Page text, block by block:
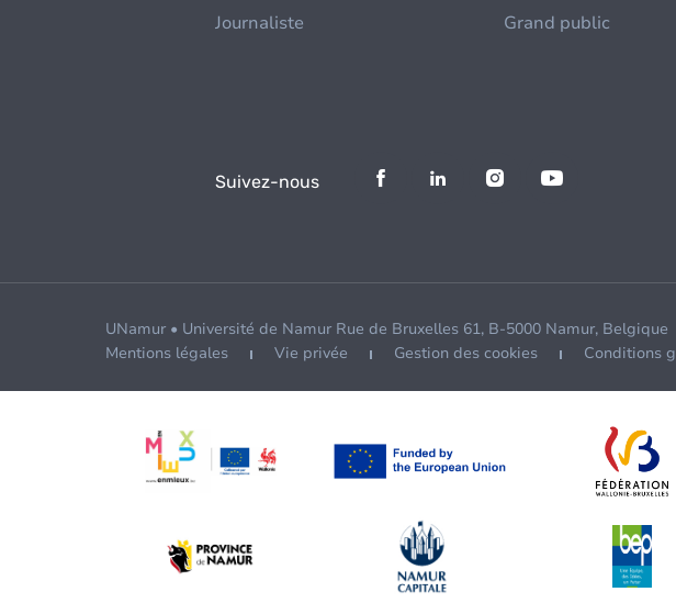
Journaliste Grand public
Suivez-nous
UNamur • Université de Namur Rue de Bruxelles 61, B-5000 Namur, Belgique
Mentions légales
Vie privée Gestion des cookies Conditions